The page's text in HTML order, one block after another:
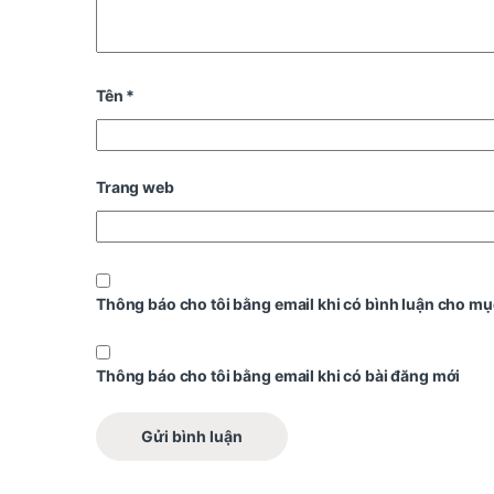
Tên *
Trang web
Thông báo cho tôi bằng email khi có bình luận cho
Thông báo cho tôi bằng email khi có bài đăng mới